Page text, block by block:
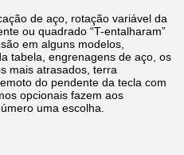
de aço, rotação variável da
ou quadrado “T-entalharam”
em alguns modelos,
tabela, engrenagens de aço, os
mais atrasados, terra
do pendente da tecla com
opcionais fazem aos
uma escolha.